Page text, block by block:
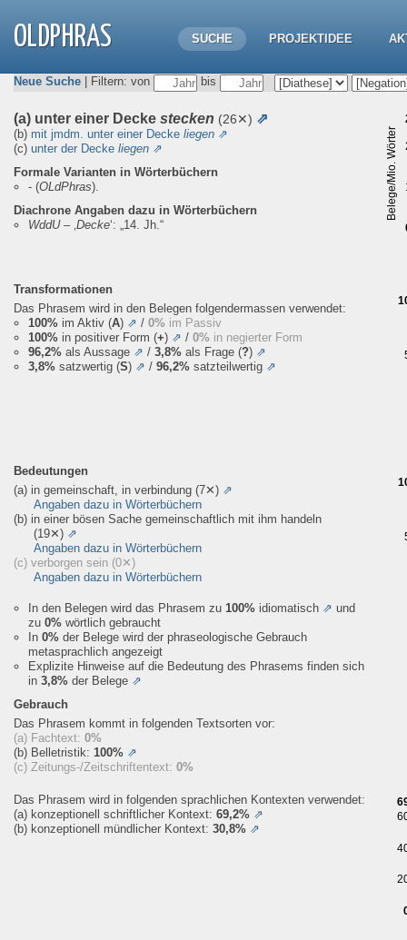
OLDPHRAS SUCHE PROJEKTIDEE
Neue Suche | Filtern: von bis
(a) unter einer Decke stecken (26✕) ⇗
(b) mit jmdm. unter einer Decke liegen ⇗
(c) unter der Decke liegen ⇗
Formale Varianten in Wörterbüchern
- (OLdPhras).
Diachrone Angaben dazu in Wörterbüchern
WddU– ‚Decke‘: „14. Jh.“
Belege/Mio. Wörter
Transformationen
Das Phrasem wird in den Belegen folgendermassen verwendet:
100% im Aktiv (A) ⇗ / 0% im Passiv
100% in positiver Form (+) ⇗ / 0% in negierter Form
96,2% als Aussage ⇗ / 3,8% als Frage (?) ⇗
3,8% satzwertig (S) ⇗ / 96,2% satzteilwertig ⇗
Bedeutungen
(a) in gemeinschaft, in verbindung (7✕) ⇗
Angaben dazu in Wörterbüchern
(b) in einer bösen Sache gemeinschaftlich mit ihm handeln
(19✕) ⇗
Angaben dazu in Wörterbüchern
(c) verborgen sein (0✕)
Angaben dazu in Wörterbüchern
In den Belegen wird das Phrasem zu 100% idiomatisch ⇗ und
zu 0% wörtlich gebraucht
In 0% der Belege wird der phraseologische Gebrauch
metasprachlich angezeigt
Explizite Hinweise auf die Bedeutung des Phrasems finden sich
in 3,8% der Belege ⇗
Gebrauch
Das Phrasem kommt in folgenden Textsorten vor:
(a) Fachtext: 0%
(b) Belletristik: 100% ⇗
(c) Zeitungs-/Zeitschriftentext: 0%
Das Phrasem wird in folgenden sprachlichen Kontexten verwendet:
(a) konzeptionell schriftlicher Kontext: 69,2% ⇗
(b) konzeptionell mündlicher Kontext: 30,8% ⇗